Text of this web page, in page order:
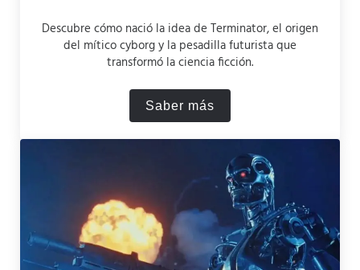
Descubre cómo nació la idea de Terminator, el origen
del mítico cyborg y la pesadilla futurista que
transformó la ciencia ficción.
Saber más¿Cómo nació la idea de